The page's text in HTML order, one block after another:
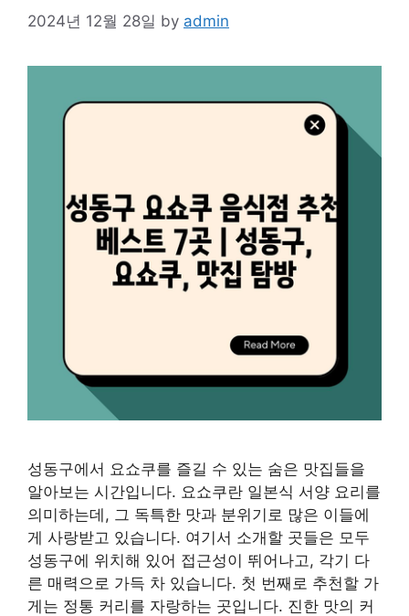
2024년 12월 28일 by admin
성동구에서 요쇼쿠를 즐길 수 있는 숨은 맛집들을
알아보는 시간입니다. 요쇼쿠란 일본식 서양 요리를
의미하는데, 그 독특한 맛과 분위기로 많은 이들에
게 사랑받고 있습니다. 여기서 소개할 곳들은 모두
성동구에 위치해 있어 접근성이 뛰어나고, 각기 다
른 매력으로 가득 차 있습니다. 첫 번째로 추천할 가
게는 정통 커리를 자랑하는 곳입니다. 진한 맛의 커